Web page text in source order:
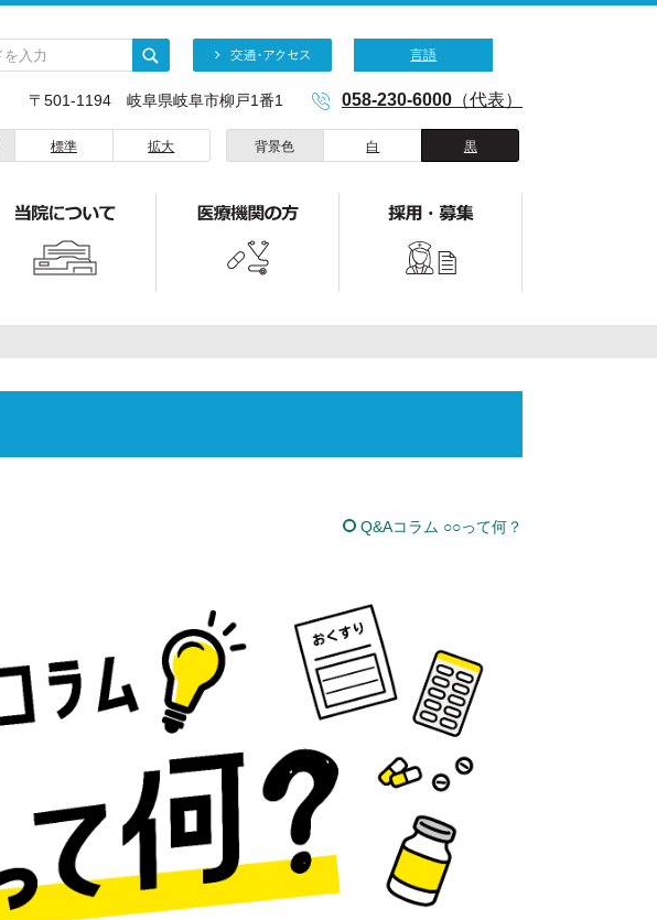
言語
〒501-1194 岐阜県岐阜市柳戸1番1 058-230-6000 （代表）
標準 拡大 背景色 白 黒
Q&Aコラム ○○って何？